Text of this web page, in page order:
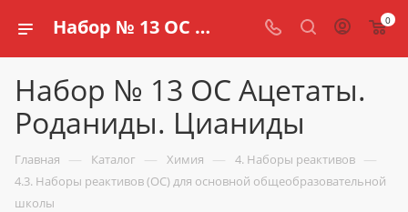
Набор № 13 ОС Ацетаты. Роданиды. Цианиды купить по доступной цене в интернет магазине schools.ru 0
Набор № 13 ОС Ацетаты.
Роданиды. Цианиды
Главная — Каталог — Химия — 4. Наборы реактивов —
4.3. Наборы реактивов (ОС) для основной общеобразовательной
школы